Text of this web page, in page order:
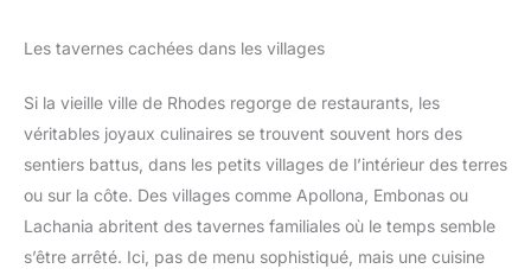
Les tavernes cachées dans les villages
Si la vieille ville de Rhodes regorge de restaurants, les
véritables joyaux culinaires se trouvent souvent hors des
sentiers battus, dans les petits villages de l’intérieur des terres
ou sur la côte. Des villages comme Apollona, Embonas ou
Lachania abritent des tavernes familiales où le temps semble
s’être arrêté. Ici, pas de menu sophistiqué, mais une cuisine